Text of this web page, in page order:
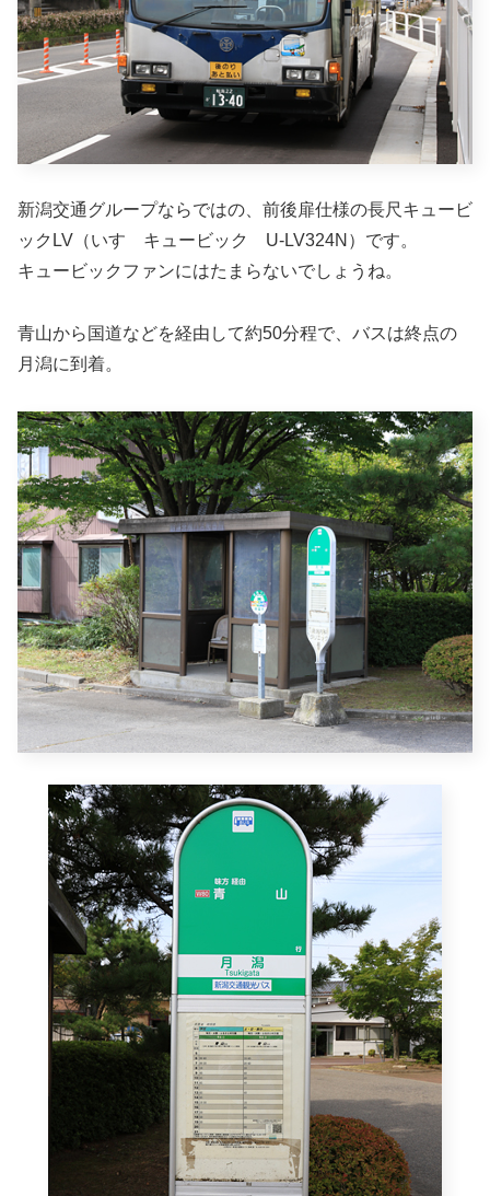
新潟交通グループならではの、前後扉仕様の長尺キュービ
ックLV（いすゞキュービック U-LV324N）です。
キュービックファンにはたまらないでしょうね。
青山から国道などを経由して約50分程で、バスは終点の
月潟に到着。